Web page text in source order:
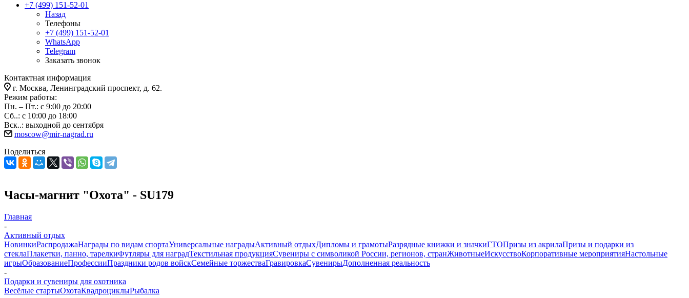
+7 (499) 151-52-01
Назад
Телефоны
+7 (499) 151-52-01
WhatsApp
Telegram
Заказать звонок
Контактная информация
г. Москва, Ленинградский проспект, д. 62.
Режим работы:
Пн. – Пт.: с 9:00 до 20:00
Сб..: с 10:00 до 18:00
Вск..: выходной до сентября
moscow@mir-nagrad.ru
Поделиться
Часы-магнит "Охота" - SU179
Главная
-
Активный отдых
НовинкиРаспродажаНаграды по видам спортаУниверсальные наградыАктивный отдыхДипломы и грамотыРазрядные книжки и значкиГТОПризы из акрилаПризы и подарки из
стеклаПлакетки, панно, тарелкиФутляры для наградТекстильная продукцияСувениры с символикой России, регионов, странЖивотныеИскусствоКорпоративные мероприятияНастольные
игрыОбразованиеПрофессииПраздники родов войскСемейные торжестваГравировкаСувенирыДополненная реальность
-
Подарки и сувениры для охотника
Весёлые стартыОхотаКвадроциклыРыбалка